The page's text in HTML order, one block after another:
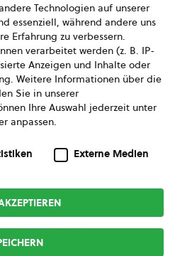
AGB
GmbH
Bildung
2026bio austria
Technologien auf unserer
essenziell, während andere uns
Erfahrung zu verbessern.
verarbeitet werden (z. B. IP-
Anzeigen und Inhalte oder
Weitere Informationen über die
Sie in unserer
Ihre Auswahl jederzeit unter
anpassen.
Externe Medien